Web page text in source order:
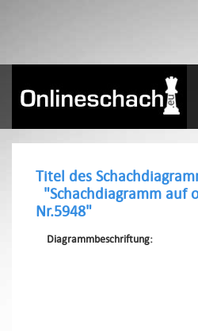
Titel des
"Schachdiagramm auf
Nr.5948"
Diagrammbeschriftung: